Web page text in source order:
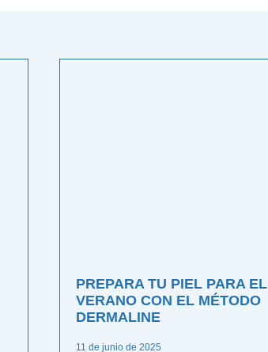
PREPARA TU PIEL PARA EL
VERANO CON EL MÉTODO
DERMALINE
11 de junio de 2025